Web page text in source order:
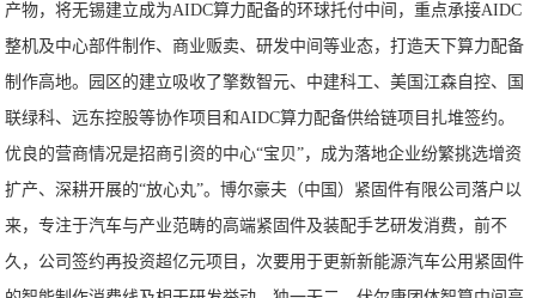
产物，将无锡建立成为AIDC算力配备的环球托付中间，重点承接AIDC
整机及中心部件制作、商业贩卖、研发中间等业态，打造天下算力配备
制作高地。园区的建立吸收了擎数智元、中建科工、美国江森自控、国
联绿科、远东控股等协作项目和AIDC算力配备供给链项目扎堆签约。
优良的营商情况是招商引资的中心“宝贝”，成为落地企业纷繁挑选增资
扩产、深耕开展的“放心丸”。博尔豪夫（中国）紧固件有限公司落户以
来，专注于汽车与产业范畴的高端紧固件及装配手艺研发消费，前不
久，公司签约再投资超亿元项目，次要用于更新新能源汽车公用紧固件